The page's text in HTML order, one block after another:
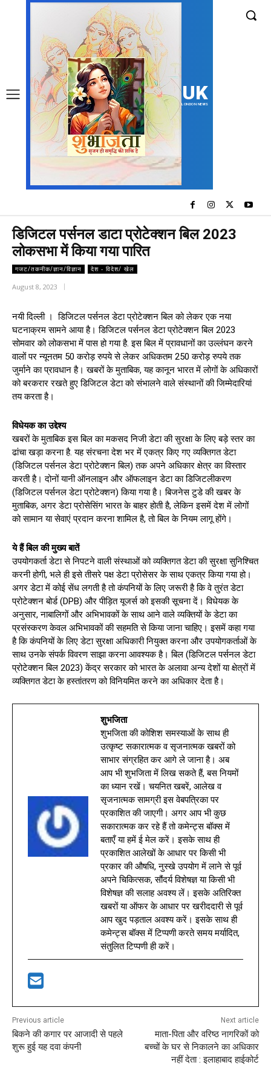
UK
LONDON NEWS
डिजिटल पर्सनल डाटा प्रोटेक्शन बिल 2023
लोकसभा में किया गया पारित
गजट/तकनीक/ज्ञान/विज्ञान देश - विदेश/ खेल
August 8, 2023
नयी दिल्ली । डिजिटल पर्सनल डेटा प्रोटेक्शन बिल को लेकर एक नया
घटनाक्रम सामने आया है। डिजिटल पर्सनल डेटा प्रोटेक्शन बिल 2023
सोमवार को लोकसभा में पास हो गया है. इस बिल में प्रावधानों का उल्लंघन करने
वालों पर न्यूनतम 50 करोड़ रुपये से लेकर अधिकतम 250 करोड़ रुपये तक
जुर्माने का प्रावधान है। खबरों के मुताबिक, यह कानून भारत में लोगों के अधिकारों
को बरकरार रखते हुए डिजिटल डेटा को संभालने वाले संस्थानों की जिम्मेदारियां
तय करता है।
विधेयक का उद्देश्य
खबरों के मुताबिक इस बिल का मकसद निजी डेटा की सुरक्षा के लिए बड़े स्तर का
ढांचा खड़ा करना है. यह संरचना देश भर में एकत्र किए गए व्यक्तिगत डेटा
(डिजिटल पर्सनल डेटा प्रोटेक्शन बिल) तक अपने अधिकार क्षेत्र का विस्तार
करती है। दोनों यानी ऑनलाइन और ऑफलाइन डेटा का डिजिटलीकरण
(डिजिटल पर्सनल डेटा प्रोटेक्शन) किया गया है। बिजनेस टुडे की खबर के
मुताबिक, अगर डेटा प्रोसेसिंग भारत के बाहर होती है, लेकिन इसमें देश में लोगों
को सामान या सेवाएं प्रदान करना शामिल है, तो बिल के नियम लागू होंगे।
ये हैं बिल की मुख्य बातें
उपयोगकर्ता डेटा से निपटने वाली संस्थाओं को व्यक्तिगत डेटा की सुरक्षा सुनिश्चित
करनी होगी, भले ही इसे तीसरे पक्ष डेटा प्रोसेसर के साथ एकत्र किया गया हो।
अगर डेटा में कोई सेंध लगती है तो कंपनियों के लिए जरूरी है कि वे तुरंत डेटा
प्रोटेक्शन बोर्ड (DPB) और पीड़ित यूजर्स को इसकी सूचना दें। विधेयक के
अनुसार, नाबालिगों और अभिभावकों के साथ आने वाले व्यक्तियों के डेटा का
प्रसंस्करण केवल अभिभावकों की सहमति से किया जाना चाहिए। इसमें कहा गया
है कि कंपनियों के लिए डेटा सुरक्षा अधिकारी नियुक्त करना और उपयोगकर्ताओं के
साथ उनके संपर्क विवरण साझा करना आवश्यक है। बिल (डिजिटल पर्सनल डेटा
प्रोटेक्शन बिल 2023) केंद्र सरकार को भारत के अलावा अन्य देशों या क्षेत्रों में
व्यक्तिगत डेटा के हस्तांतरण को विनियमित करने का अधिकार देता है।
शुभजिता
शुभजिता की कोशिश समस्याओं के साथ ही
उत्कृष्ट सकारात्मक व सृजनात्मक खबरों को
साभार संग्रहित कर आगे ले जाना है। अब
आप भी शुभजिता में लिख सकते हैं, बस नियमों
का ध्यान रखें। चयनित खबरें, आलेख व
सृजनात्मक सामग्री इस वेबपत्रिका पर
प्रकाशित की जाएगी। अगर आप भी कुछ
सकारात्मक कर रहे हैं तो कमेन्ट्स बॉक्स में
बताएँ या हमें ई मेल करें। इसके साथ ही
प्रकाशित आलेखों के आधार पर किसी भी
प्रकार की औषधि, नुस्खे उपयोग में लाने से पूर्व
अपने चिकित्सक, सौंदर्य विशेषज्ञ या किसी भी
विशेषज्ञ की सलाह अवश्य लें। इसके अतिरिक्त
खबरों या ऑफर के आधार पर खरीददारी से पूर्व
आप खुद पड़ताल अवश्य करें। इसके साथ ही
कमेन्ट्स बॉक्स में टिप्पणी करते समय मर्यादित,
संतुलित टिप्पणी ही करें।
Previous article
ब‍िकने की कगार पर आजादी से पहले
शुरू हुई यह दवा कंपनी
Next article
माता-पिता और वरिष्ठ नागरिकों को
बच्चों के घर से निकालने का अधिकार
नहीं देता : इलाहाबाद हाईकोर्ट